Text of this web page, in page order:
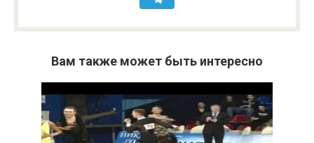
Вам также может быть интересно